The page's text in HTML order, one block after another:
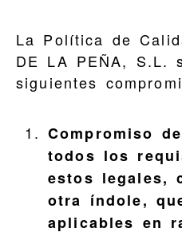
La Política de
DE LA PEÑA, S.L.
siguientes
Compromiso
todos los
estos legales,
otra índole,
aplicables en